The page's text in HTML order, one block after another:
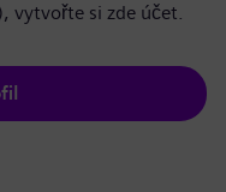
vytvořte si zde účet.